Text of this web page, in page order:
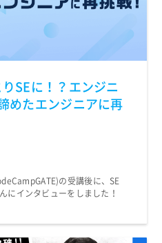
SEに！？エンジニ
めたエンジニアに再
の受講後に、SE
にインタビューをしました！